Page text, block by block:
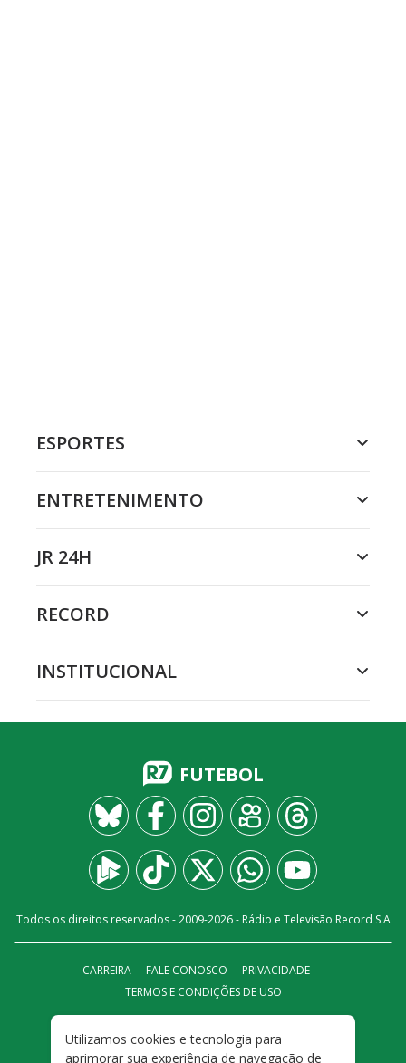
ESPORTES
ENTRETENIMENTO
JR 24H
RECORD
INSTITUCIONAL
FUTEBOL
Todos os direitos reservados - 2009-2026- Rádio e Televisão Record S.A
CARREIRA FALE CONOSCO
PRIVACIDADE
TERMOS E CONDIÇÕES DE USO
Utilizamos cookies e tecnologia para
aprimorar sua experiência de navegação de